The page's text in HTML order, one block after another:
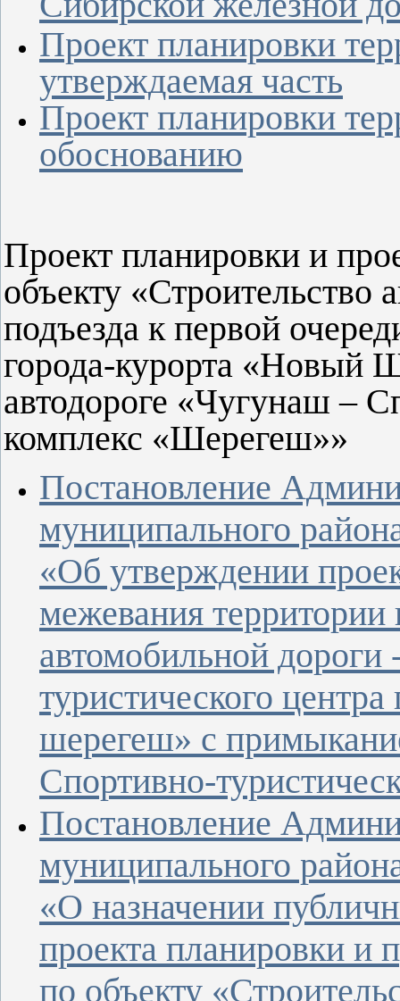
Проект планировки
утверждаемая часть
Проект планировки
обоснованию
Проект планировки и
объекту «Строительство
подъезда к первой
города-курорта «Новый
автодороге «Чугунаш –
комплекс «Шерегеш»»
Постановление
муниципального
«Об утверждении
межевания территории
автомобильной дороги
туристического
шерегеш» с
Спортивно-
Постановление
муниципального
«О назначении
проекта планировки и
по объекту